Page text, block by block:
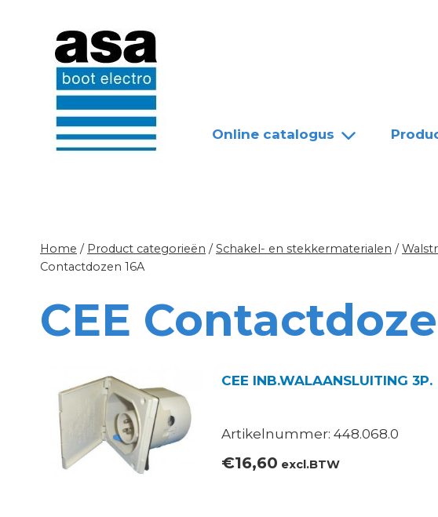
Online catalogus
Home / Product categorieën / Schakel- en stekkermaterialen /
Contactdozen 16A
CEE
CEE INB.WALAANSLUITING 3P.
Artikelnummer: 448.068.0
€16,60 excl.BTW